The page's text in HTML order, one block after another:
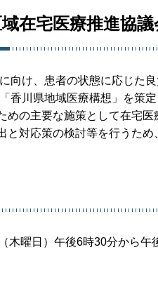
在宅医療推進協
向け、患者の状態に応じた
香川県地域医療構想」を策定
めの主要な施策として在宅
と対応策の検討等を行うた
木曜日）午後6時30分から午